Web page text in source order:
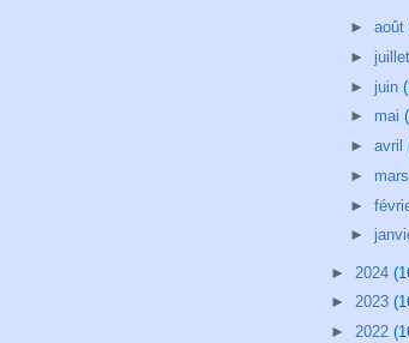
► août
► juillet
► juin
► mai
► avril
► mars
►
►
► 2024
► 2023
► 2022